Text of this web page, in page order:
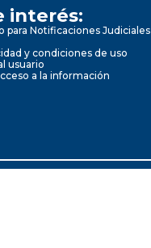
interés:
para Notificaciones Judiciales
y condiciones de uso
usuario
a la información